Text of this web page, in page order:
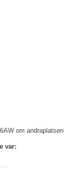
om andraplatsen
var: